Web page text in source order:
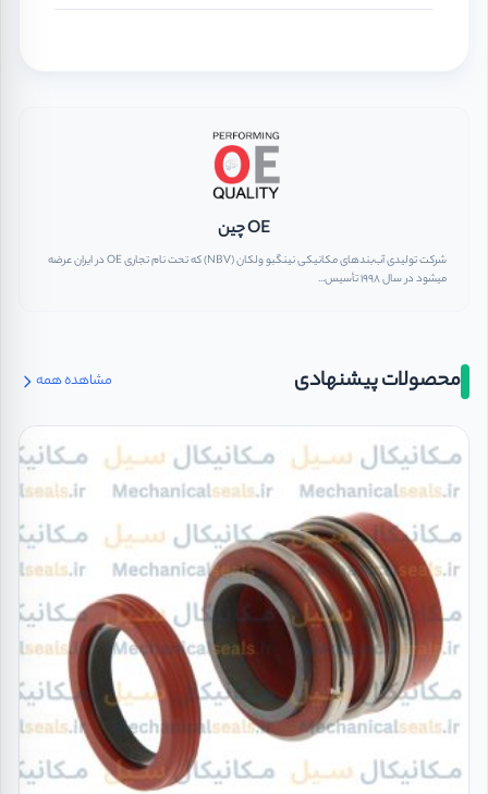
OE چین
شرکت تولیدی آب‌بندهای مکانیکی نینگبو ولکان (NBV) که تحت نام تجاری OE در ایران عرضه
میشود در سال ۱۹۹۸ تأسیس...
محصولات پیشنهادی مشاهده همه